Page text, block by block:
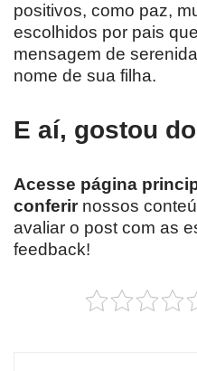
positivos, como paz,
escolhidos por pais
mensagem de
nome de sua filha.
E aí, gostou
Acesse página
conferirnossos
avaliar o post com as
feedback!